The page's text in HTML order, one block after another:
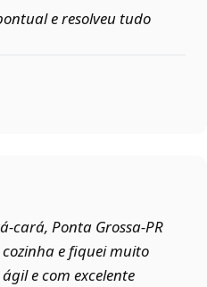
e resolveu tudo
cará, Ponta Grossa‑PR
e fiquei muito
e com excelente